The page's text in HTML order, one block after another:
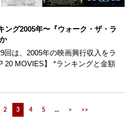
ング2005年〜『ウォーク・ザ・ラ
回は、2005年の映画興行収入をラ
20 MOVIES】 *ランキングと金額
2 3 4 5 ... > >>